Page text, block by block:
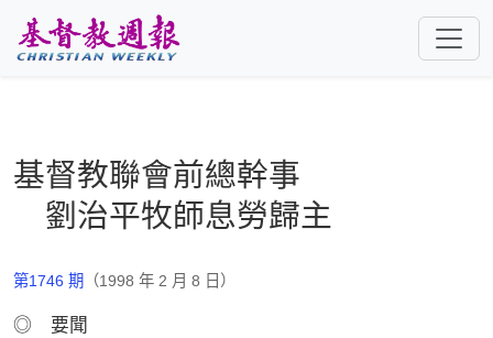
基督教聯會前總幹事
劉治平牧師息勞歸主
第1746 期 （1998 年 2 月 8 日）
◎ 要聞